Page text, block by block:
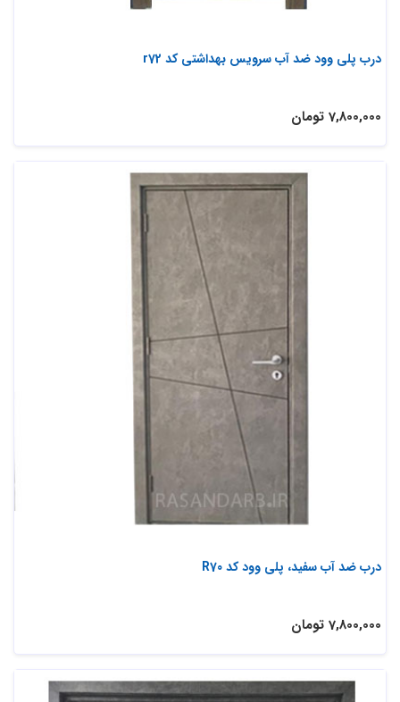
درب پلی وود ضد آب سرویس بهداشتی کد r72
7,800,000 تومان
درب ضد آب سفید، پلی وود کد R70
7,800,000 تومان